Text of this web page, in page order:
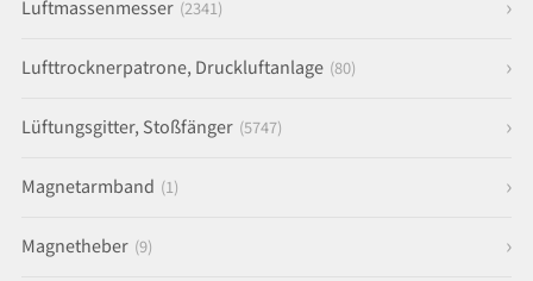
Luftmassenmesser (2341)
Lufttrocknerpatrone, Druckluftanlage (80)
Lüftungsgitter, Stoßfänger (5747)
Magnetarmband (1)
Magnetheber (9)